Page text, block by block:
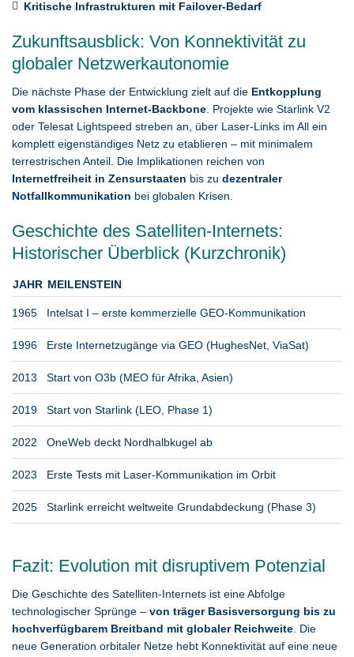
Kritische Infrastrukturen mit Failover-Bedarf
Zukunftsausblick: Von Konnektivität zu
globaler Netzwerkautonomie
Die nächste Phase der Entwicklung zielt auf die Entkopplung
vom klassischen Internet-Backbone . Projekte wie Starlink V2
oder Telesat Lightspeed streben an, über Laser-Links im All ein
komplett eigenständiges Netz zu etablieren – mit minimalem
terrestrischen Anteil. Die Implikationen reichen von
Internetfreiheit in Zensurstaaten bis zu dezentraler
Notfallkommunikation bei globalen Krisen.
Geschichte des Satelliten-Internets:
Historischer Überblick (Kurzchronik)
JAHR MEILENSTEIN
1965 Intelsat I – erste kommerzielle GEO-Kommunikation
1996 Erste Internetzugänge via GEO (HughesNet, ViaSat)
2013 Start von O3b (MEO für Afrika, Asien)
2019 Start von Starlink (LEO, Phase 1)
2022 OneWeb deckt Nordhalbkugel ab
2023 Erste Tests mit Laser-Kommunikation im Orbit
2025 Starlink erreicht weltweite Grundabdeckung (Phase 3)
Fazit: Evolution mit disruptivem Potenzial
Die Geschichte des Satelliten-Internets ist eine Abfolge
technologischer Sprünge – von träger Basisversorgung bis zu
hochverfügbarem Breitband mit globaler Reichweite . Die
neue Generation orbitaler Netze hebt Konnektivität auf eine neue